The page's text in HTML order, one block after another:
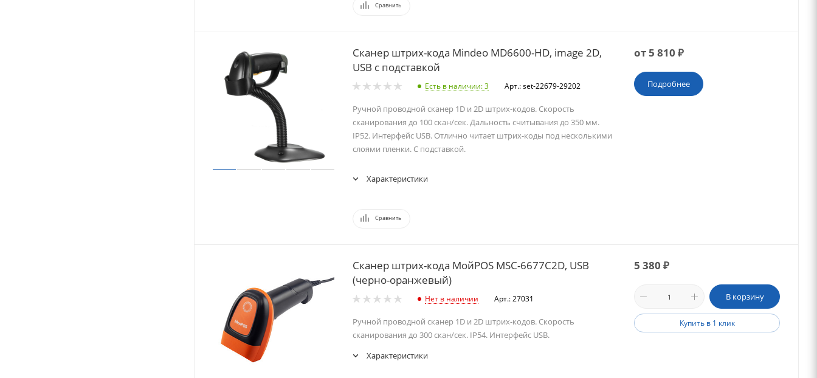
Сравнить
Сканер штрих-кода Mindeo MD6600-HD, image 2D,
USB с подставкой
Есть в наличии: 3 Арт.: set-22679-29202
Ручной проводной сканер 1D и 2D штрих-кодов. Скорость
сканирования до 100 скан/сек. Дальность считывания до 350 мм.
IP52. Интерфейс USB. Отлично читает штрих-коды под несколькими
слоями пленки. С подставкой.
Характеристики
Сравнить
от5 810 ₽
Подробнее
Сканер штрих-кода МойPOS MSC-6677C2D, USB
(черно-оранжевый)
Нет в наличии Арт.: 27031
Ручной проводной сканер 1D и 2D штрих-кодов. Скорость
сканирования до 300 скан/сек. IP54. Интерфейс USB.
Характеристики
5 380 ₽
В корзину
Купить в 1 клик